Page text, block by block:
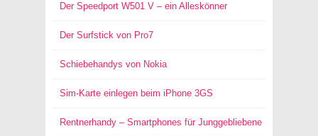
Der Speedport W501 V – ein Alleskönner
Der Surfstick von Pro7
Schiebehandys von Nokia
Sim-Karte einlegen beim iPhone 3GS
Rentnerhandy – Smartphones für Junggebliebene